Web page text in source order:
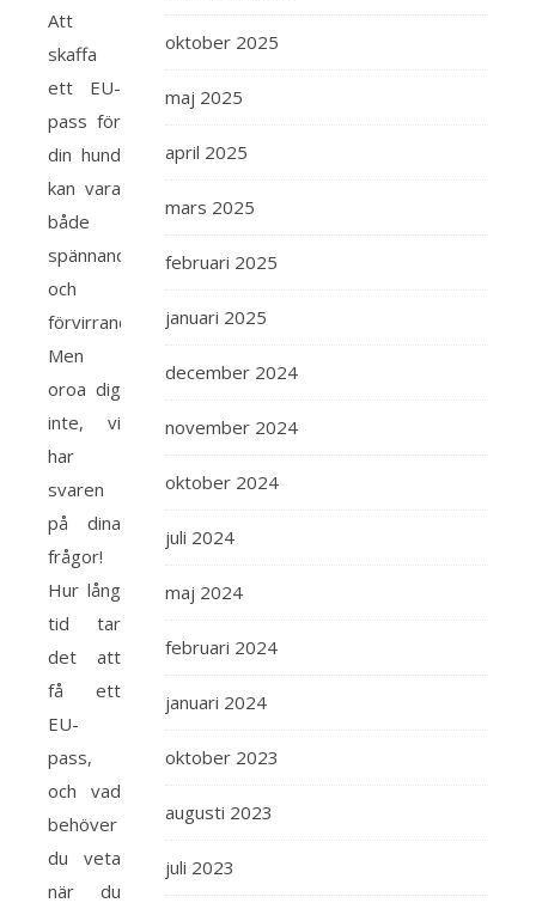
Att
skaffa
ett EU-
pass för
din hund
kan vara
både
spännande
och
förvirrande.
Men
oroa dig
inte, vi
har
svaren
på dina
frågor!
Hur lång
tid tar
det att
få ett
EU-
pass,
och vad
behöver
du veta
när du
oktober 2025
maj 2025
april 2025
mars 2025
februari 2025
januari 2025
december 2024
november 2024
oktober 2024
juli 2024
maj 2024
februari 2024
januari 2024
oktober 2023
augusti 2023
juli 2023